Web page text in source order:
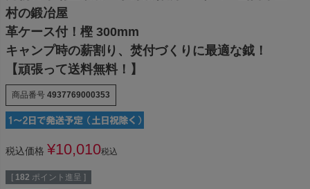
村の鍛冶屋
革ケース付！樫 300mm
キャンプ時の薪割り、焚付づくりに最適な鉞！
【頑張って送料無料！】
商品番号 4937769000353
税込価格 ¥10,010税込
[ 182 ポイント進呈 ]